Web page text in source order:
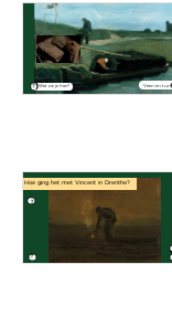
Veen en turf
Wat zie je hier?
Hoe ging het met Vincent in Drenthe?